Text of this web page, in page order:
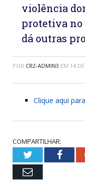
violência
protetiva no
dá outras
POR CR2-ADMIN3 EM 14
Clique aqui
COMPARTILHAR:
Twitter
Email